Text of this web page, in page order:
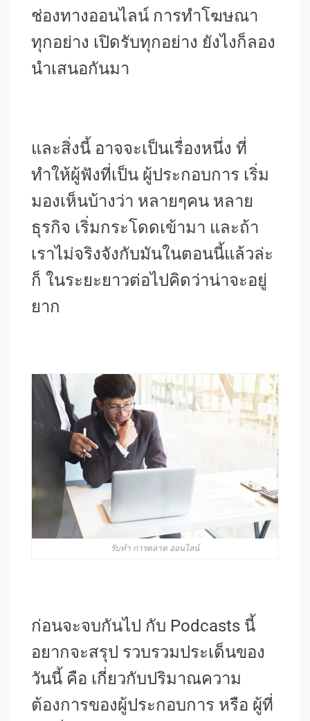
ช่องทางออนไลน์ การทำโฆษณา
ทุกอย่าง เปิดรับทุกอย่าง ยังไงก็ลอง
นำเสนอกันมา
และสิ่งนี้ อาจจะเป็นเรื่องหนึ่ง ที่
ทำให้ผู้ฟังที่เป็น ผู้ประกอบการ เริ่ม
มองเห็นบ้างว่า หลายๆคน หลาย
ธุรกิจ เริ่มกระโดดเข้ามา และถ้า
เราไม่จริงจังกับมันในตอนนี้แล้วล่ะ
ก็ ในระยะยาวต่อไปคิดว่าน่าจะอยู่
ยาก
รับทำ การตลาด ออนไลน์
ก่อนจะจบกันไป กับ Podcasts นี้
อยากจะสรุป รวบรวมประเด็นของ
วันนี้ คือ เกี่ยวกับปริมาณความ
ต้องการของผู้ประกอบการ หรือ ผู้ที่